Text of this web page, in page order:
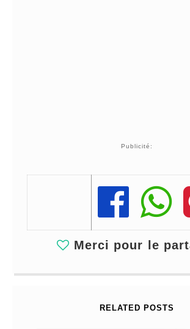
Publicité:
Merci pour le
RELATED POSTS